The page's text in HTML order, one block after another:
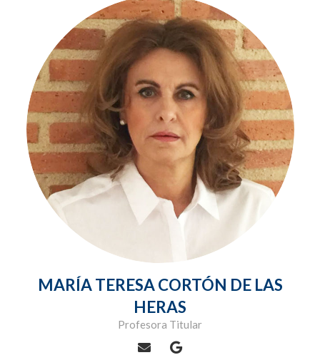
MARÍA TERESA CORTÓN DE LAS
HERAS
Profesora Titular